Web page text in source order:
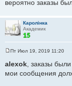
е
и
вероятно заказы
Каролiнка
Академик
о
б
Пт Июл 19, 2019 11:20
alexok , заказы
мои сообщения